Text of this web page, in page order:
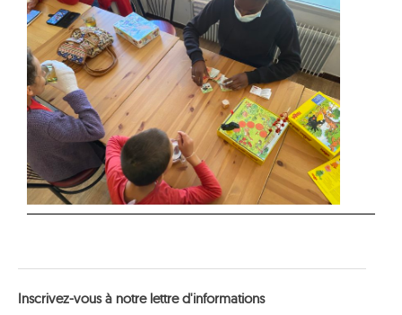
Inscrivez-vous à notre lettre d'informations